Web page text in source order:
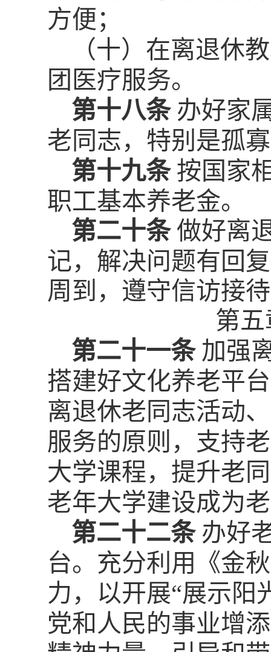
方便；
（十）在离退休
团医疗服务。
第十八条 办好家
老同志，特别是孤
第十九条 按国家
职工基本养老金。
第二十条 做好离
记，解决问题有回
周到，遵守信访接
第
第二十一条 加强
搭建好文化养老平
离退休老同志活动
服务的原则，支持
大学课程，提升老
老年大学建设成为
第二十二条 办好
台。充分利用《金
力，以开展“展示阳
党和人民的事业增